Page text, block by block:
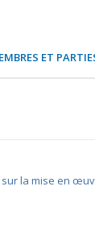
ET
la mise en